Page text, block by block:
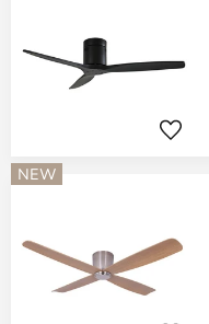
NEW